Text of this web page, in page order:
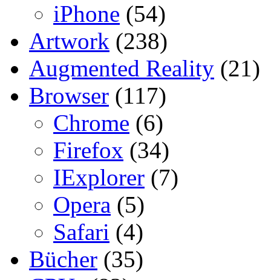
iPhone (54)
Artwork (238)
Augmented Reality (21)
Browser (117)
Chrome (6)
Firefox (34)
IExplorer (7)
Opera (5)
Safari (4)
Bücher (35)